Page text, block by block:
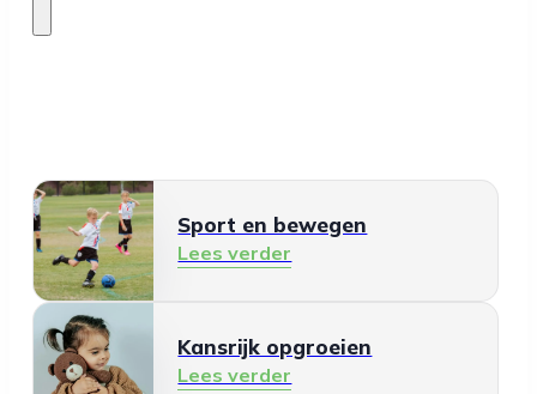
Sport en bewegen
Lees verder
Kansrijk opgroeien
Lees verder